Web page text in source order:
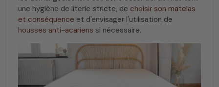
une hygiène de literie stricte, de choisir son matelas
et conséquence et d'envisager l'utilisation de
housses anti-acariens si nécessaire.